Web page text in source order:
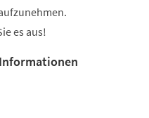
es aus!
Informationen